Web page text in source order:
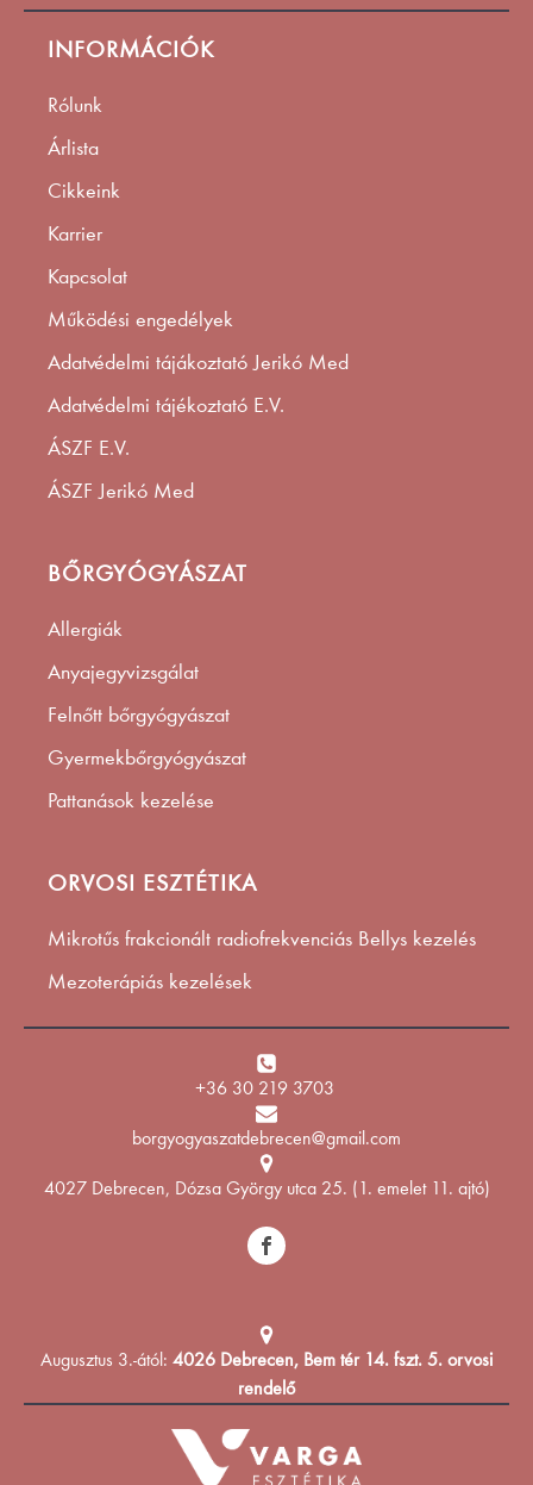
INFORMÁCIÓK
Rólunk
Árlista
Cikkeink
Karrier
Kapcsolat
Működési engedélyek
Adatvédelmi tájákoztató Jerikó Med
Adatvédelmi tájékoztató E.V.
ÁSZF E.V.
ÁSZF Jerikó Med
BŐRGYÓGYÁSZAT
Allergiák
Anyajegyvizsgálat
Felnőtt bőrgyógyászat
Gyermekbőrgyógyászat
Pattanások kezelése
ORVOSI ESZTÉTIKA
Mikrotűs frakcionált radiofrekvenciás Bellys kezelés
Mezoterápiás kezelések
+36 30 219 3703
borgyogyaszatdebrecen@gmail.com
4027 Debrecen, Dózsa György utca 25. (1. emelet 11. ajtó)
Augusztus 3.-ától: 4026 Debrecen, Bem tér 14. fszt. 5. orvosi
rendelő